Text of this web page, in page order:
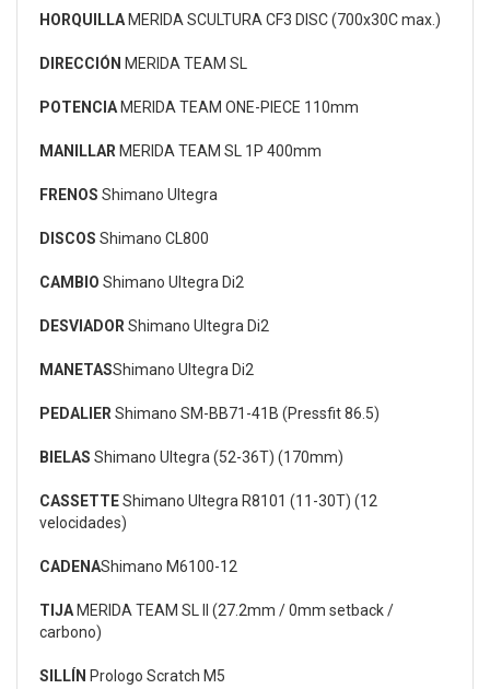
HORQUILLA MERIDA SCULTURA CF3 DISC (700x30C max.)
DIRECCIÓN MERIDA TEAM SL
POTENCIA MERIDA TEAM ONE-PIECE 110mm
MANILLAR MERIDA TEAM SL 1P 400mm
FRENOS Shimano Ultegra
DISCOS Shimano CL800
CAMBIO Shimano Ultegra Di2
DESVIADOR Shimano Ultegra Di2
MANETASShimano Ultegra Di2
PEDALIER Shimano SM-BB71-41B (Pressfit 86.5)
BIELAS Shimano Ultegra (52-36T) (170mm)
CASSETTEShimano Ultegra R8101 (11-30T) (12
velocidades)
CADENAShimano M6100-12
TIJA MERIDA TEAM SL II (27.2mm / 0mm setback /
carbono)
SILLÍN Prologo Scratch M5